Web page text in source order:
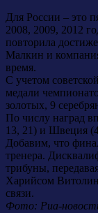
Для России – это
2008, 2009, 2012
повторила
Малкин и
время.
С учетом
медали
золотых, 9
По числу наград
13, 21) и Швеция
Добавим, что
тренера.
трибуны,
Харийсом
связи.
Фото: Риа-